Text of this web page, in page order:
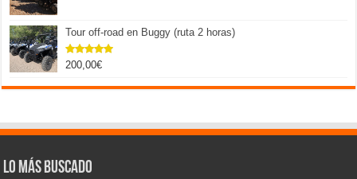
Tour off-road en Buggy (ruta 2 horas)
Valorado
de 5
200,00€
Lo más buscado